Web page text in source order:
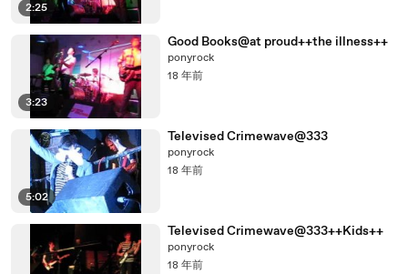
2:25
3:23
Good Books@at proud++the illness++
ponyrock
18 年前
5:02
Televised Crimewave@333
ponyrock
18 年前
Televised Crimewave@333++Kids++
ponyrock
18 年前